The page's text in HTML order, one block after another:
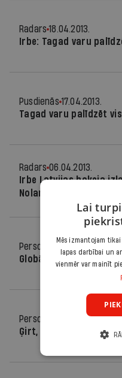
Radars 18.04.2013.
Irbe: Tagad varu
Pusdienās 17.04.2013.
Tagad varu palīdzēt
Radars 06.04.2013.
Irbe Latvijas hokeja
Nolana palīgu
Personība
13.02.2013.
Globālais bērns
Personība
18.05.2011.
Ģirt, slēdz ārā!
Lai
Mēs izmantojam
lapas darbībai un
vienmēr var mainīt